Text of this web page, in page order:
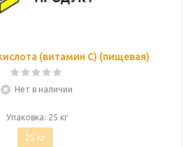
(витамин С) (пищевая)
Нет в наличии
Упаковка: 25 кг
25 кг